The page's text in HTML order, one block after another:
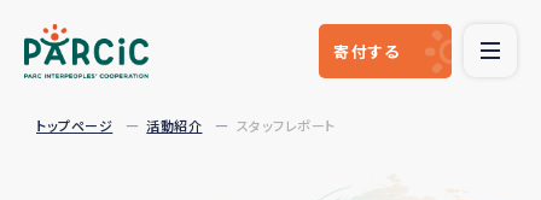
寄付する
トップページ 活動紹介 スタッフレポート